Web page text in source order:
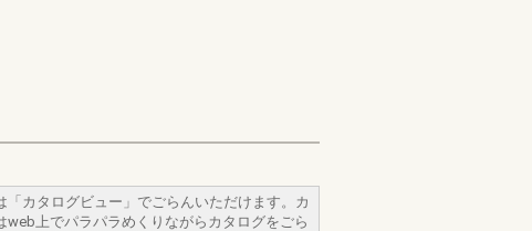
「カタログビュー」でごらんいただけます。カ
web上でパラパラめくりながらカタログをごら